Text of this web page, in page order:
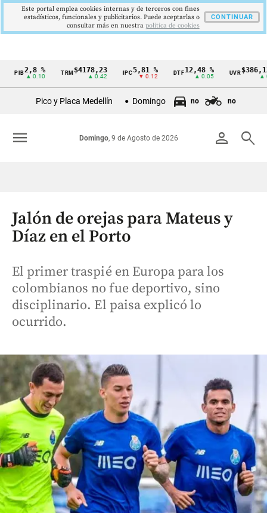
Cintillo
Colombia
2,8 %
▲ 0.10
TRM $4178,23
▲ 0.42
IPC 5,81 %
▼ 0.12
DTF 12,48 %
▲ 0.05
UVR $386,1273
▲ 0.03
Pico y Placa Medellín Domingo no no
person search
Domingo, 9 de Agosto de 2026
menu
Jalón de orejas para Mateus y
Díaz en el Porto
El primer traspié en Europa para los
colombianos no fue deportivo, sino
disciplinario. El paisa explicó lo
ocurrido.
Este portal emplea cookies internas y de terceros con fines
estadísticos, funcionales y publicitarios. Puede aceptarlas o
consultar más en nuestra politica de cookies
CONTINUAR